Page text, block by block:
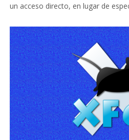
un acceso directo, en lugar de